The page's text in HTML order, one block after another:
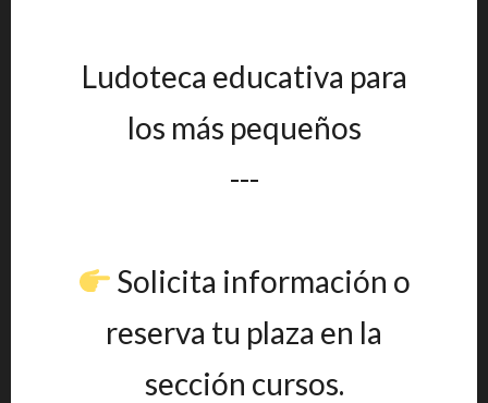
Ludoteca educativa para
los más pequeños
---
Solicita información o
reserva tu plaza en la
sección cursos.